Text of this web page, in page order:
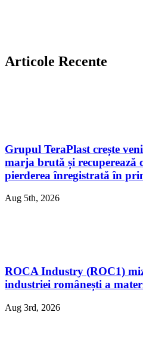
Articole Recente
Grupul TeraPlast crește
marja brută și
pierderea înregistrată în
Aug 5th, 2026
ROCA Industry (ROC1)
industriei românești a
Aug 3rd, 2026